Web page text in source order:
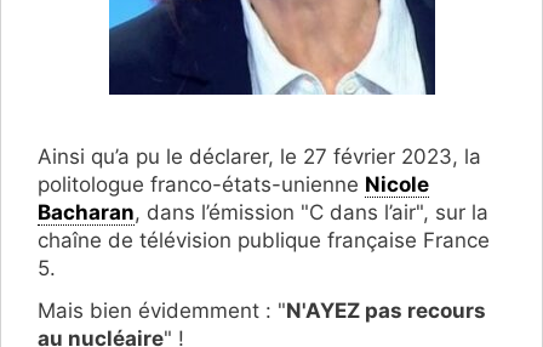
Ainsi qu’a pu le déclarer, le 27 février 2023, la
politologue franco-états-unienne Nicole
Bacharan, dans l’émission "C dans l’air", sur la
chaîne de télévision publique française France
5.
Mais bien évidemment : "N'AYEZ pas recours
au nucléaire" !